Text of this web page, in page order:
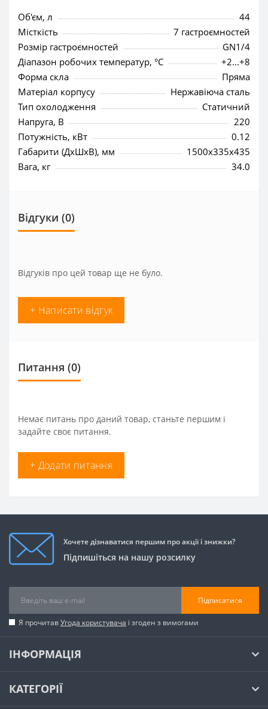
Об'єм, л
44
Місткість
7 гастроємностей
Розмір гастроємностей
GN1/4
Діапазон робочих температур, °C
+2...+8
Форма скла
Пряма
Матеріал корпусу
Нержавіюча сталь
Тип охолодження
Статичний
Напруга, В
220
Потужність, кВт
0.12
Габарити (ДхШхВ), мм
1500x335x435
Вага, кг
34.0
Відгуки (0)
Відгуків про цей товар ще не було.
+ Написати відгук
Питання (0)
Немає питань про даний товар, станьте першим і
задайте своє питання.
+ Додати питання
Хочете дізнаватися першим про акції і знижки?
Підпишіться на нашу розсилку
Підписатися
Я прочитавУгода користувача і згоден з вимогами
ІНФОРМАЦІЯ
КАТЕГОРІЇ